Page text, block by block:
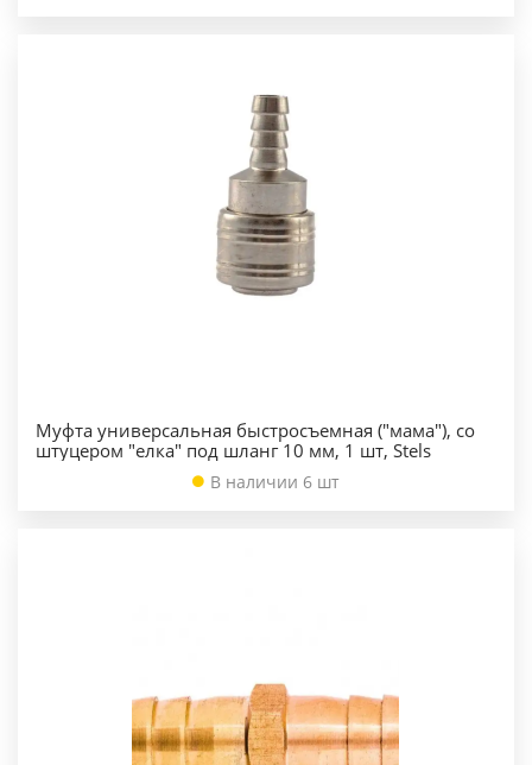
Муфта универсальная быстросъемная ("мама"), со
штуцером "елка" под шланг 10 мм, 1 шт, Stels
В наличии 6 шт